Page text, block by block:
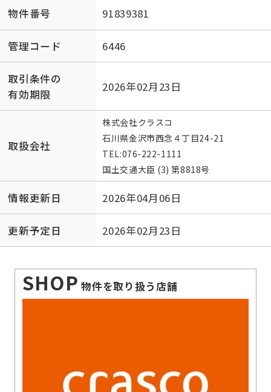
物件番号 91839381
管理コード 6446
取引条件の
有効期限
2026年02月23日
取扱会社
株式会社クラスコ
石川県金沢市西念４丁目24-21
TEL:076-222-1111
国土交通大臣 (3) 第8818号
情報更新日 2026年04月06日
更新予定日 2026年02月23日
SHOP 物件を取り扱う店舗